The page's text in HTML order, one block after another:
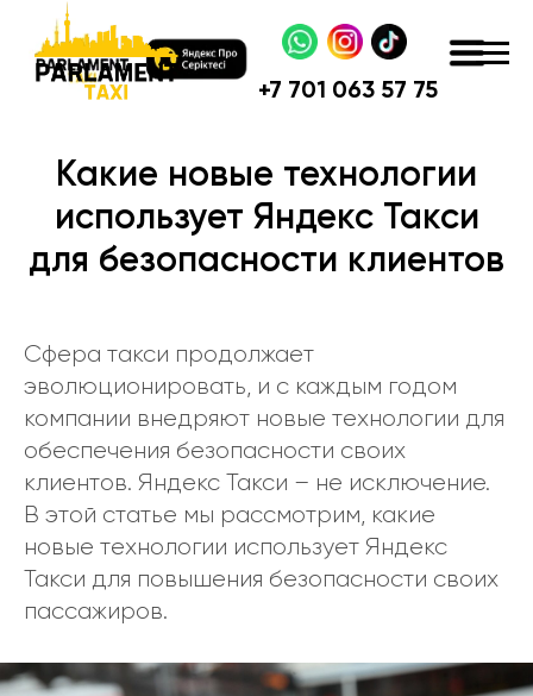
+7 701 063 57 75
Какие новые технологии
использует Яндекс Такси
для безопасности клиентов
Сфера такси продолжает
эволюционировать, и с каждым годом
компании внедряют новые технологии для
обеспечения безопасности своих
клиентов. Яндекс Такси – не исключение.
В этой статье мы рассмотрим, какие
новые технологии использует Яндекс
Такси для повышения безопасности своих
пассажиров.